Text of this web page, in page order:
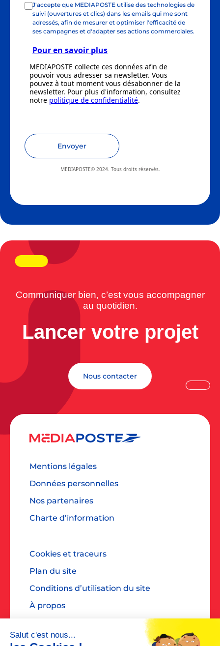
J'accepte que MEDIAPOSTE utilise des technologies de
suivi (ouvertures et clics) dans les emails qui me sont
adressés, afin de mesurer et optimiser l'efficacité de
ses campagnes et d'adapter ses actions commerciales.
Pour en savoir plus
MEDIAPOSTE collecte ces données afin de
pouvoir vous adresser sa newsletter. Vous
pouvez à tout moment vous désabonner de la
newsletter. Pour plus d'information, consultez
notre politique de confidentialité.
Envoyer
MEDIAPOSTE© 2024. Tous droits réservés.
Communiquer bien, c’est vous accompagner
au quotidien.
Lancer votre projet
Nous contacter
Mentions légales
Données personnelles
Nos partenaires
Charte d’information
Cookies et traceurs
Plan du site
Conditions d’utilisation du site
À propos
Accessibilité : non conforme